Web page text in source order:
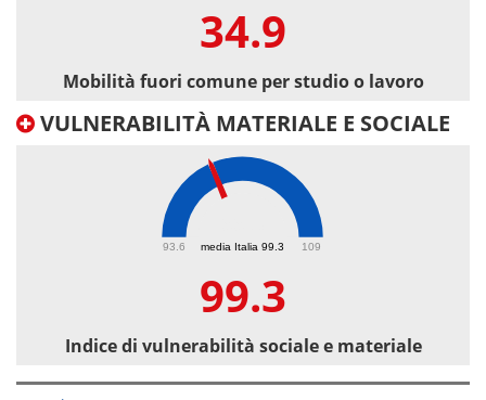
34.9
Mobilità fuori comune per studio o lavoro
VULNERABILITÀ MATERIALE E SOCIALE
media Italia 99.3
93.6 109
99.3
Indice di vulnerabilità sociale e materiale